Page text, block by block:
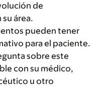
de
área.
pueden tener
para el paciente.
sobre este
con su médico,
u otro